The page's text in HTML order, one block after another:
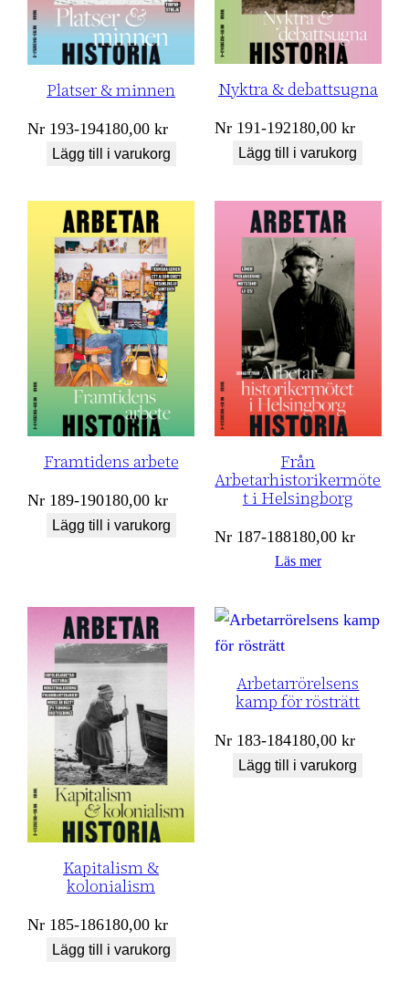
Platser & minnen
Nr 193-194180,00kr
Lägg till i varukorg
Nyktra & debattsugna
Nr 191-192180,00kr
Lägg till i varukorg
Framtidens arbete
Nr 189-190180,00kr
Lägg till i varukorg
Från
Arbetarhistorikermöte
t i Helsingborg
Nr 187-188180,00kr
Läs mer
Kapitalism &
kolonialism
Nr 185-186180,00kr
Lägg till i varukorg
Arbetarrörelsens
kamp för rösträtt
Nr 183-184180,00kr
Lägg till i varukorg